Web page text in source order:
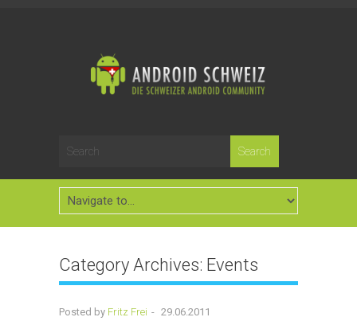
Category Archives: Events
Posted by Fritz Frei - 29.06.2011